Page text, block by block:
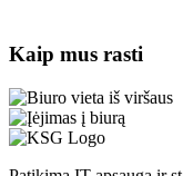
Kaip mus rasti